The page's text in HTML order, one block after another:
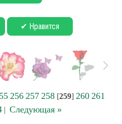
✔ Нравится
256 257 258[259] 260 261
| Следующая »